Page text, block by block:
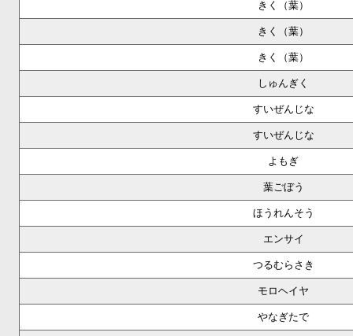
きく（葉）
きく（葉）
きく（葉）
しゅんぎく
すいぜんじな
すいぜんじな
よもぎ
葉ごぼう
ほうれんそう
エンサイ
つるむらさき
モロヘイヤ
やなぎたで